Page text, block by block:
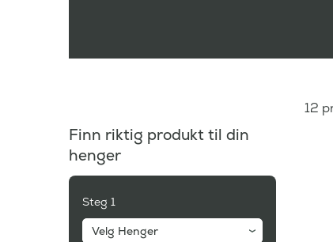
12
Finn riktig produkt til din
henger
Steg 1
Velg Henger